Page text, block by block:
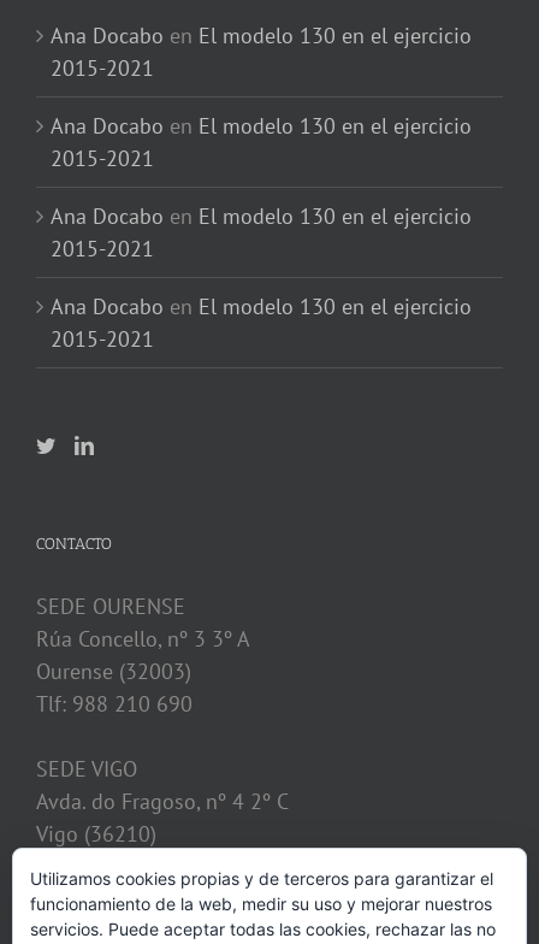
Ana Docabo en El modelo 130 en el ejercicio
2015-2021
Ana Docabo en El modelo 130 en el ejercicio
2015-2021
Ana Docabo en El modelo 130 en el ejercicio
2015-2021
Ana Docabo en El modelo 130 en el ejercicio
2015-2021
CONTACTO
SEDE OURENSE
Rúa Concello, nº 3 3º A
Ourense (32003)
Tlf: 988 210 690
SEDE VIGO
Avda. do Fragoso, nº 4 2º C
Vigo (36210)
Tlf: 986 128 621
despacho@calvosobrino.com
Utilizamos cookies propias y de terceros para garantizar el
funcionamiento de la web, medir su uso y mejorar nuestros
servicios. Puede aceptar todas las cookies, rechazar las no